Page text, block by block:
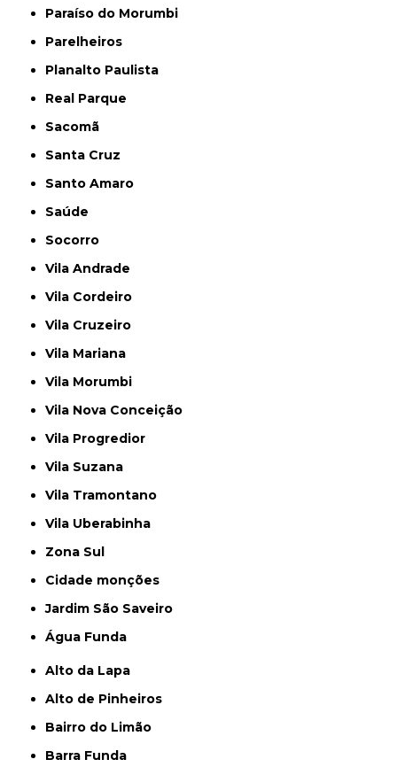
Paraíso do Morumbi
Parelheiros
Planalto Paulista
Real Parque
Sacomã
Santa Cruz
Santo Amaro
Saúde
Socorro
Vila Andrade
Vila Cordeiro
Vila Cruzeiro
Vila Mariana
Vila Morumbi
Vila Nova Conceição
Vila Progredior
Vila Suzana
Vila Tramontano
Vila Uberabinha
Zona Sul
cidade monções
jardim São Saveiro
Água Funda
Alto da Lapa
Alto de Pinheiros
Bairro do Limão
Barra Funda